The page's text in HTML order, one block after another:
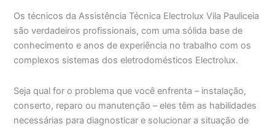
Os técnicos da Assistência Técnica Electrolux Vila Pauliceia
são verdadeiros profissionais, com uma sólida base de
conhecimento e anos de experiência no trabalho com os
complexos sistemas dos eletrodomésticos Electrolux.
Seja qual for o problema que você enfrenta – instalação,
conserto, reparo ou manutenção – eles têm as habilidades
necessárias para diagnosticar e solucionar a situação de